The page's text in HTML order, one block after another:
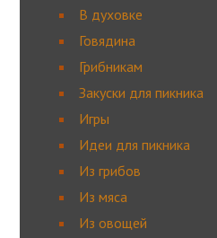
В духовке
Говядина
Грибникам
Закуски для пикника
Игры
Идеи для пикника
Из грибов
Из мяса
Из овощей